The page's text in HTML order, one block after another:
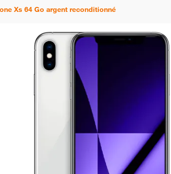
Xs 64 Go argent reconditionné